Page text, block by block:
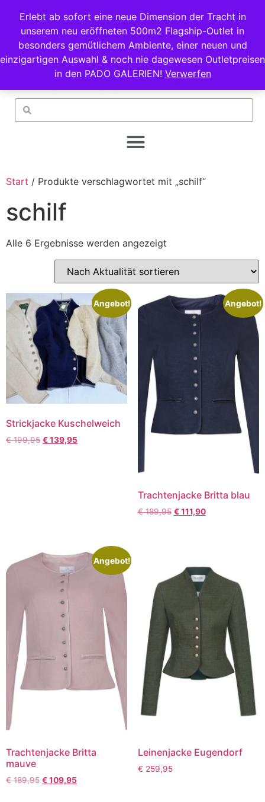
Erlebt ab sofort eine neue Dimension der Tracht in
unserem neu eröffneten 500m2 Flagship-Outlet in
besonders gemütlichem Ambiente, einer neuen und
einzigartigen Auswahl & noch nie dagewesen Outletpreisen
in den PADO GALERIEN! Verwerfen
Start / Produkte verschlagwortet mit „schilf“
schilf
Alle 6 Ergebnisse werden angezeigt
Angebot!
Strickjacke Kuschelweich
€199,95 €139,95
Angebot!
Trachtenjacke Britta blau
€189,95 €111,90
Angebot!
Trachtenjacke Britta
mauve
€189,95 €109,95
Leinenjacke Eugendorf
€ 259,95